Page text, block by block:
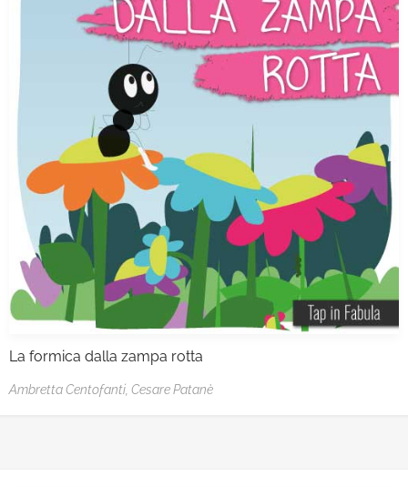
La formica dalla zampa rotta
Ambretta Centofanti, Cesare Patanè